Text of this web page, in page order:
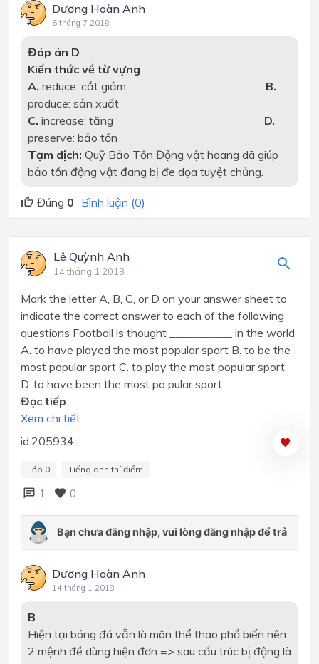
Dương Hoàn Anh
6 tháng 7 2018
Đáp án D
Kiến thức về từ vựng
A. reduce: cắt giảm
B.
produce: sản xuất
C. increase: tăng
D.
preserve: bảo tồn
Tạm dịch: Quỹ Bảo Tồn Động vật hoang dã giúp
bảo tồn động vật đang bị đe dọa tuyệt chủng.
Đúng 0 Bình luận (0)
Lê Quỳnh Anh
14 tháng 1 2018
Mark the letter A, B, C, or D on your answer sheet to
indicate the correct answer to each of the following
questions Football is thought ___________ in the world
A. to have played the most popular sport B. to be the
most popular sport C. to play the most popular sport
D. to have been the most po pular sport
Đọc tiếp
Xem chi tiết
id:205934
Lớp 0 Tiếng anh thí điểm
1 0
Dương Hoàn Anh
14 tháng 1 2018
B
Hiện tại bóng đá vẫn là môn thể thao phổ biến nên
2 mệnh đề dùng hiện đơn => sau cấu trúc bị động là